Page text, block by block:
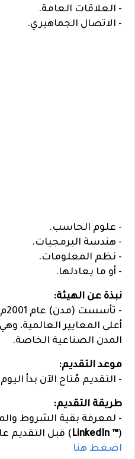
- العلاقات العامة.
- الاتصال الجماهيري.
- علوم الحاسب.
- هندسة البرمجيات.
- نظم المعلومات.
- أو ما يعادلها.
نبذة عن الهيئة:
-
المدن الصناعية الخاصة.
موعد التقديم:
- التقديم مُتاح الآن بدأ اليوم الثلاثاء بتاريخ
طريقة التقديم:
- لمعرفة بقية الشروط
(
™ LinkedIn
) قبل التقديم
اضغط هنا